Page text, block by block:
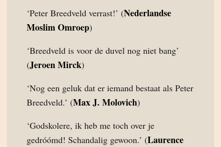
‘Peter Breedveld verrast!’ (Nederlandse
Moslim Omroep)
‘Breedveld is voor de duvel nog niet bang’
(Jeroen Mirck)
‘Nog een geluk dat er iemand bestaat als Peter
Breedveld.’ (Max J. Molovich)
‘Godskolere, ik heb me toch over je
gedróómd! Schandalig gewoon.’ (Laurence